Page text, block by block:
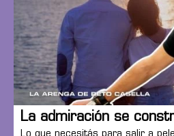
La admiración se